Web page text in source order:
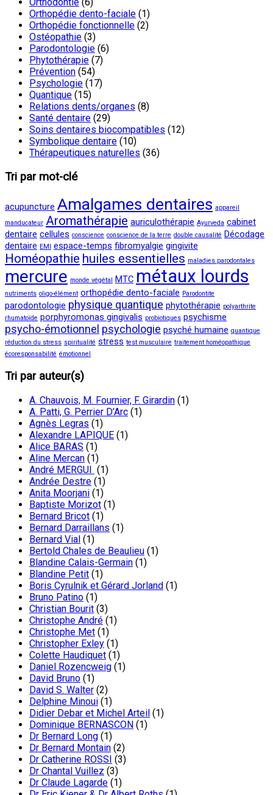
Orthopédie dento-faciale (1)
Orthopédie fonctionnelle (2)
Ostéopathie (3)
Parodontologie (6)
Phytothérapie (7)
Prévention (54)
Psychologie (17)
Quantique (15)
Relations dents/organes (8)
Santé dentaire (29)
Soins dentaires biocompatibles (12)
Symbolique dentaire (10)
Thérapeutiques naturelles (36)
Tri par mot-clé
acupuncture Amalgames dentaires appareil
manducateur Aromathérapie auriculothérapie Ayurveda cabinet
dentaire cellules conscience conscience de la terre double causalité Décodage
dentaire EMI espace-temps fibromyalgie gingivite
Homéopathie huiles essentielles maladies parodontales
mercure monde végétal MTC métaux lourds
nutriments oligo-élément orthopédie dento-faciale Parodontite
parodontologie physique quantique phytothérapie polyarthrite
rhumatoïde porphyromonas gingivalis probiotiques psychisme
psycho-émotionnel psychologie psyché humaine quantique
réduction du stress spiritualité stress test musculaire traitement homéopathique
écoresponsabilité émotionnel
Tri par auteur(s)
A. Chauvois, M. Fournier, F. Girardin (1)
A. Patti, G. Perrier D’Arc (1)
Agnès Legras (1)
Alexandre LAPIQUE (1)
Alice BARAS (1)
Aline Mercan (1)
André MERGUI (1)
Andrée Destre (1)
Anita Moorjani (1)
Baptiste Morizot (1)
Bernard Bricot (1)
Bernard Darraillans (1)
Bernard Vial (1)
Bertold Chales de Beaulieu (1)
Blandine Calais-Germain (1)
Blandine Petit (1)
Boris Cyrulnik et Gérard Jorland (1)
Bruno Patino (1)
Christian Bourit (3)
Christophe André (1)
Christophe Met (1)
Christopher Exley (1)
Colette Haudiquet (1)
Daniel Rozencweig (1)
David Bruno (1)
David S. Walter (2)
Delphine Minoui (1)
Didier Debar et Michel Arteil (1)
Dominique BERNASCON (1)
Dr Bernard Long (1)
Dr Bernard Montain (2)
Dr Catherine ROSSI (3)
Dr Chantal Vuillez (3)
Dr Claude Lagarde (1)